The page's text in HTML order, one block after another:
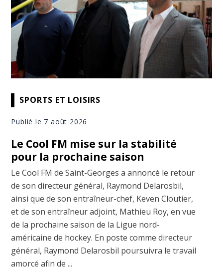
SPORTS ET LOISIRS
Publié le 7 août 2026
Le Cool FM mise sur la stabilité
pour la prochaine saison
Le Cool FM de Saint-Georges a annoncé le retour
de son directeur général, Raymond Delarosbil,
ainsi que de son entraîneur-chef, Keven Cloutier,
et de son entraîneur adjoint, Mathieu Roy, en vue
de la prochaine saison de la Ligue nord-
américaine de hockey. En poste comme directeur
général, Raymond Delarosbil poursuivra le travail
amorcé afin de ...